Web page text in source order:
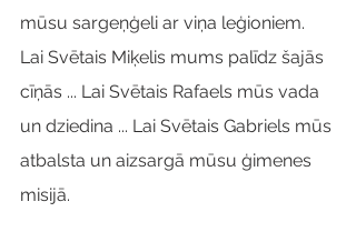
mūsu sargeņģeli ar viņa leģioniem.
Lai Svētais Miķelis mums palīdz šajās
cīņās ... Lai Svētais Rafaels mūs vada
un dziedina ... Lai Svētais Gabriels mūs
atbalsta un aizsargā mūsu ģimenes
misijā.